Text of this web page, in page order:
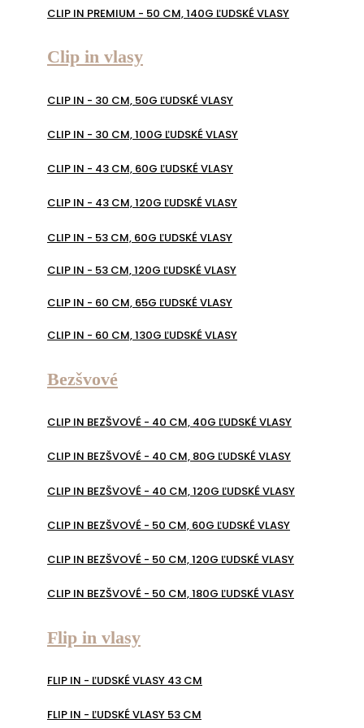
CLIP IN PREMIUM - 50 CM, 140G ĽUDSKÉ VLASY
Clip in vlasy
CLIP IN - 30 CM, 50G ĽUDSKÉ VLASY
CLIP IN - 30 CM, 100G ĽUDSKÉ VLASY
CLIP IN - 43 CM, 60G ĽUDSKÉ VLASY
CLIP IN - 43 CM, 120G ĽUDSKÉ VLASY
CLIP IN - 53 CM, 60G ĽUDSKÉ VLASY
CLIP IN - 53 CM, 120G ĽUDSKÉ VLASY
CLIP IN - 60 CM, 65G ĽUDSKÉ VLASY
CLIP IN - 60 CM, 130G ĽUDSKÉ VLASY
Bezšvové
CLIP IN BEZŠVOVÉ - 40 CM, 40G ĽUDSKÉ VLASY
CLIP IN BEZŠVOVÉ - 40 CM, 80G ĽUDSKÉ VLASY
CLIP IN BEZŠVOVÉ - 40 CM, 120G ĽUDSKÉ VLASY
CLIP IN BEZŠVOVÉ - 50 CM, 60G ĽUDSKÉ VLASY
CLIP IN BEZŠVOVÉ - 50 CM, 120G ĽUDSKÉ VLASY
CLIP IN BEZŠVOVÉ - 50 CM, 180G ĽUDSKÉ VLASY
Flip in vlasy
FLIP IN - ĽUDSKÉ VLASY 43 CM
FLIP IN - ĽUDSKÉ VLASY 53 CM